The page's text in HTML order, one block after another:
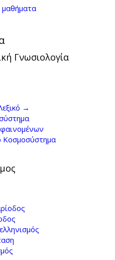
μαθήματα
Γνωσιολογία
→
Κοσμοσύστημα
τι δεν